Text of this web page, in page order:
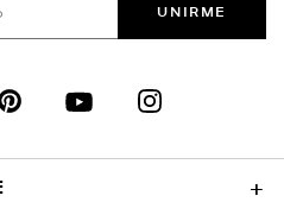
UNIRME
us on Pinterest
Visit us on YouTube
Visit us on
+